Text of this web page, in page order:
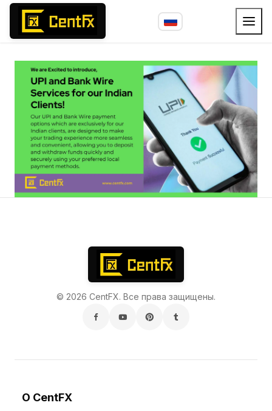
© 2026 CentFX. Все права защищены.
О CentFX